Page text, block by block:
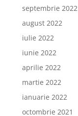
septembrie 2022
august 2022
iulie 2022
iunie 2022
aprilie 2022
martie 2022
ianuarie 2022
octombrie 2021